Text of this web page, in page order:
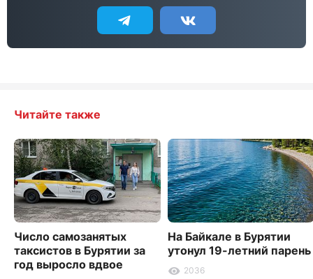
Читайте также
Число самозанятых
таксистов в Бурятии за
год выросло вдвое
На Байкале в Бурятии
утонул 19-летний парень
2036